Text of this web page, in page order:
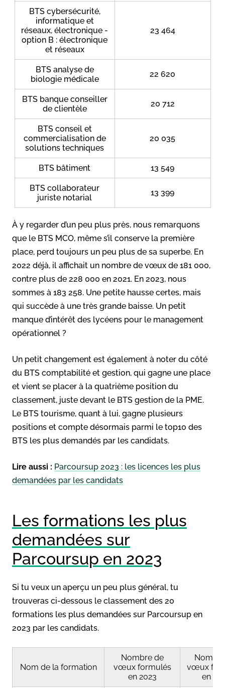
BTS cybersécurité,
informatique et
réseaux, électronique -
option B : électronique
et réseaux
23 464
BTS analyse de
biologie médicale
22 620
BTS banque conseiller
de clientèle
20 712
BTS conseil et
commercialisation de
solutions techniques
20 035
BTS bâtiment 13 549
BTS collaborateur
juriste notarial
13 399
À y regarder d’un peu plus près, nous remarquons
que le BTS MCO, même s’il conserve la première
place, perd toujours un peu plus de sa superbe. En
2022 déjà, il affichait un nombre de vœux de 181 000,
contre plus de 228 000 en 2021. En 2023, nous
sommes à 183 258. Une petite hausse certes, mais
qui succède à une très grande baisse. Un petit
manque d’intérêt des lycéens pour le management
opérationnel ?
Un petit changement est également à noter du côté
du BTS comptabilité et gestion, qui gagne une place
et vient se placer à la quatrième position du
classement, juste devant le BTS gestion de la PME.
Le BTS tourisme, quant à lui, gagne plusieurs
positions et compte désormais parmi le top10 des
BTS les plus demandés par les candidats.
Lire aussi : Parcoursup 2023 : les licences les plus
demandées par les candidats
Les formations les plus
demandées sur
Parcoursup en 2023
Si tu veux un aperçu un peu plus général, tu
trouveras ci-dessous le classement des 20
formations les plus demandées sur Parcoursup en
2023 par les candidats.
Nom de la formation
Nombre de
vœux formulés
en 2023
vœux
en